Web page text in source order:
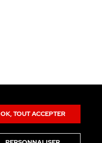
OK, TOUT ACCEPTER